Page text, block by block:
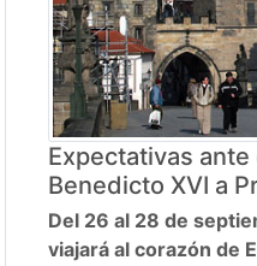
Expectativas ante
Benedicto XVI a
Del 26 al 28 de
viajará al corazón de